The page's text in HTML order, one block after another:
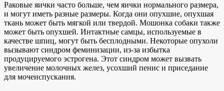
Раковые яички часто больше, чем яички нормального размера,
и могут иметь разные размеры. Когда они опухшие, опухшая
ткань может быть мягкой или твердой. Мошонка собаки также
может быть опухшей. Интактные самцы, используемые в
качестве шпиц, могут быть бесплодными. Некоторые опухоли
вызывают синдром феминизации, из-за избытка
продуцируемого эстрогена. Этот синдром может вызвать
увеличение молочных желез, усохший пенис и приседание
для мочеиспускания.